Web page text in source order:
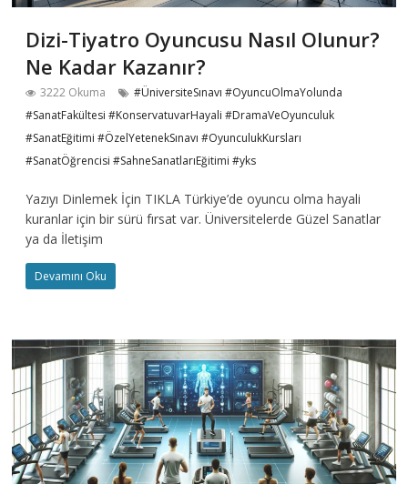
Dizi-Tiyatro Oyuncusu Nasıl Olunur?
Ne Kadar Kazanır?
3222 Okuma
#ÜniversiteSınavı #OyuncuOlmaYolunda
#SanatFakültesi #KonservatuvarHayali #DramaVeOyunculuk
#SanatEğitimi #ÖzelYetenekSınavı #OyunculukKursları
#SanatÖğrencisi #SahneSanatlarıEğitimi #yks
Yazıyı Dinlemek İçin TIKLA Türkiye’de oyuncu olma hayali
kuranlar için bir sürü fırsat var. Üniversitelerde Güzel Sanatlar
ya da İletişim
Devamını Oku